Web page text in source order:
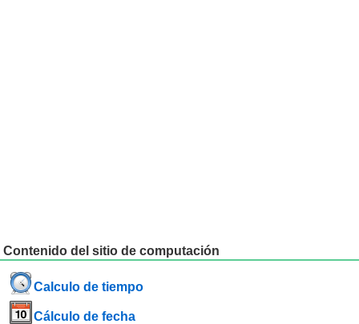
Contenido del sitio de computación
Calculo de tiempo
Cálculo de fecha